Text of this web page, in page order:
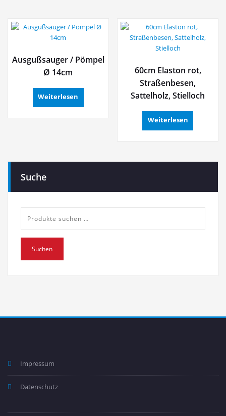
Ausgußsauger / Pömpel
Ø 14cm
Weiterlesen
60cm Elaston rot,
Straßenbesen,
Sattelholz, Stielloch
Weiterlesen
Suche
nach:
Suchen
Impressum
Datenschutz